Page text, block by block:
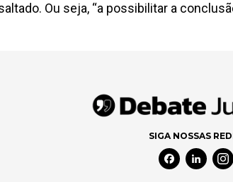
Ou seja, “a possibilitar a
SIGA NOSSAS
Facebook